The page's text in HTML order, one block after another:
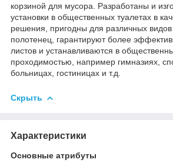
корзиной для мусора. Разработаны и
установки в общественных туалетах в
решения, пригодны для различных
полотенец, гарантируют более
листов и устанавливаются в
проходимостью, например гимназиях,
больницах, гостиницах и т.д.
Скрыть
Характеристики
Основные атрибуты